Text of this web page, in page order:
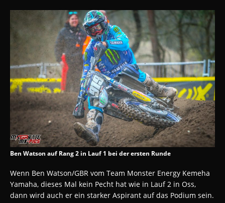
Ben Watson auf Rang 2 in Lauf 1 bei der ersten Runde
Wenn Ben Watson/GBR vom Team Monster Energy Kemeha
Yamaha, dieses Mal kein Pecht hat wie in Lauf 2 in Oss,
dann wird auch er ein starker Aspirant auf das Podium sein.